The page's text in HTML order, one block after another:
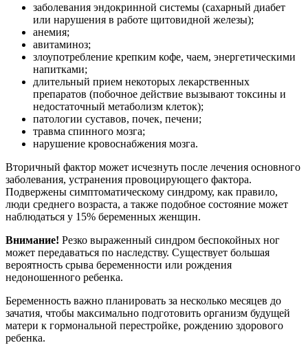
заболевания эндокринной системы (сахарный диабет
или нарушения в работе щитовидной железы);
анемия;
авитаминоз;
злоупотребление крепким кофе, чаем, энергетическими
напитками;
длительный прием некоторых лекарственных
препаратов (побочное действие вызывают токсины и
недостаточный метаболизм клеток);
патологии суставов, почек, печени;
травма спинного мозга;
нарушение кровоснабжения мозга.
Вторичный фактор может исчезнуть после лечения основного
заболевания, устранения провоцирующего фактора.
Подвержены симптоматическому синдрому, как правило,
люди среднего возраста, а также подобное состояние может
наблюдаться у 15% беременных женщин.
Внимание! Резко выраженный синдром беспокойных ног
может передаваться по наследству. Существует большая
вероятность срыва беременности или рождения
недоношенного ребенка.
Беременность важно планировать за несколько месяцев до
зачатия, чтобы максимально подготовить организм будущей
матери к гормональной перестройке, рождению здорового
ребенка.